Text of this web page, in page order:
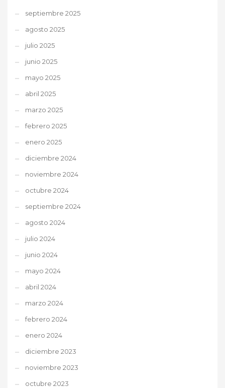
septiembre 2025
agosto 2025
julio 2025
junio 2025
mayo 2025
abril 2025
marzo 2025
febrero 2025
enero 2025
diciembre 2024
noviembre 2024
octubre 2024
septiembre 2024
agosto 2024
julio 2024
junio 2024
mayo 2024
abril 2024
marzo 2024
febrero 2024
enero 2024
diciembre 2023
noviembre 2023
octubre 2023